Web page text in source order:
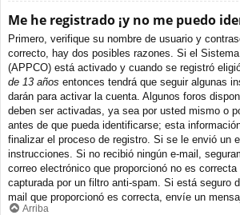
Me he registrado ¡y no me puedo
Primero, verifique su nombre de usuario y
correcto, hay dos posibles razones. Si el
(APPCO) está activado y cuando se registró
de 13 años entonces tendrá que seguir algunas
darán para activar la cuenta. Algunos foros
deben ser activadas, ya sea por usted mismo o
antes de que pueda identificarse; esta
finalizar el proceso de registro. Si se le envió un
instrucciones. Si no recibió ningún e-mail,
correo electrónico que proporcionó no es
capturada por un filtro anti-spam. Si está seguro
mail que proporcionó es correcta, envíe un
Arriba